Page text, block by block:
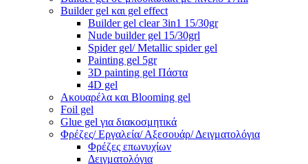
Builder gel και gel effect
Builder gel clear 3in1 15/30gr
Nude builder gel 15/30grl
Spider gel/ Metallic spider gel
Painting gel 5gr
3D painting gel Πάστα
4D gel
Ακουαρέλα και Blooming gel
Foil gel
Glue gel για διακοσμητικά
Φρέζες/ Εργαλεία/ Αξεσουάρ/ Δειγματολόγια
Φρέζες επωνυχίων
Δειγματολόγια